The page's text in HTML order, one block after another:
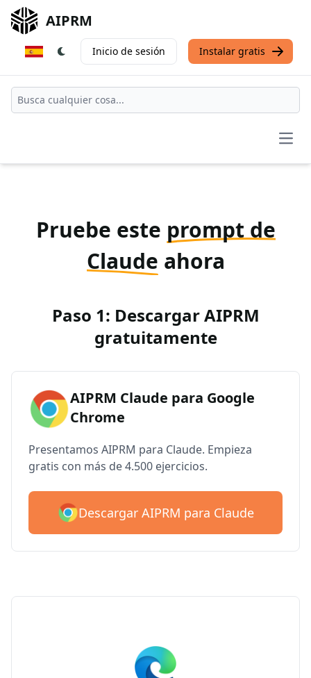
AIPRM
Inicio de sesión Instalar gratis
Pruebe este prompt de
Claude ahora
Paso 1: Descargar AIPRM
gratuitamente
AIPRM Claude para Google
Chrome
Presentamos AIPRM para Claude. Empieza
gratis con más de 4.500 ejercicios.
Descargar AIPRM para Claude